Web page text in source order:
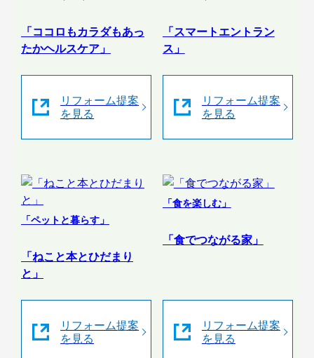
「ココロもカラダもあっ
たかヘルスケア」
リフォーム提案
を見る
「スマートエントラン
ス」
リフォーム提案
を見る
「ペットと暮らす」
「ねこと本とひだまり
と」
リフォーム提案
を見る
「食を楽しむ」
「食でつながる家」
リフォーム提案
を見る